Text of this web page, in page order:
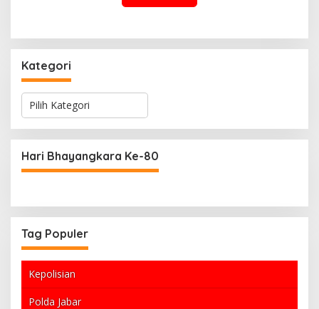
Kategori
K
e
g
o
r
Hari Bhayangkara Ke-80
Tag Populer
Kepolisian
Polda Jabar